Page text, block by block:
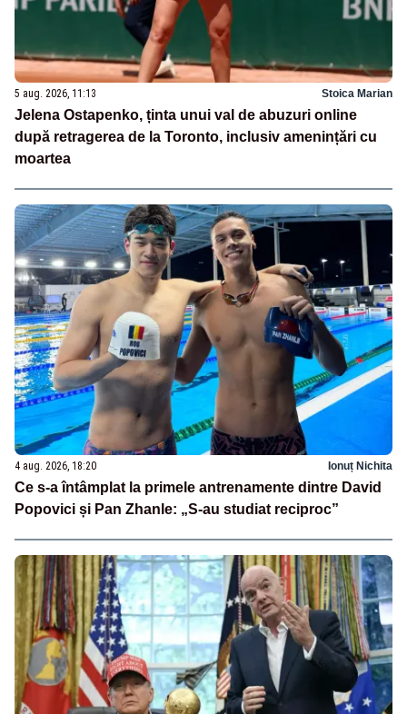
5 aug. 2026, 11:13 Stoica Marian
Jelena Ostapenko, ținta unui val de abuzuri online
după retragerea de la Toronto, inclusiv amenințări cu
moartea
4 aug. 2026, 18:20 Ionuț Nichita
Ce s-a întâmplat la primele antrenamente dintre David
Popovici și Pan Zhanle: „S-au studiat reciproc”